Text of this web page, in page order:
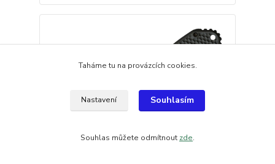
Taháme tu na provázcích cookies.
Nastavení Souhlasím
Souhlas můžete odmítnout zde.